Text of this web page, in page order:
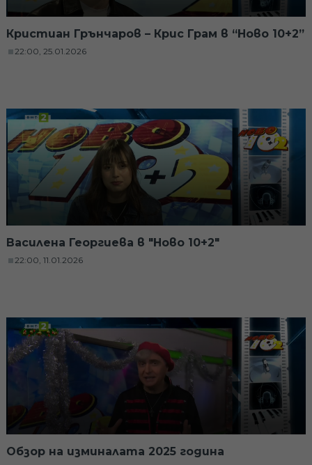
Кристиан Грънчаров – Крис Грам в “Ново 10+2”
22:00, 25.01.2026
Василена Георгиева в "Ново 10+2"
22:00, 11.01.2026
Обзор на изминалата 2025 година